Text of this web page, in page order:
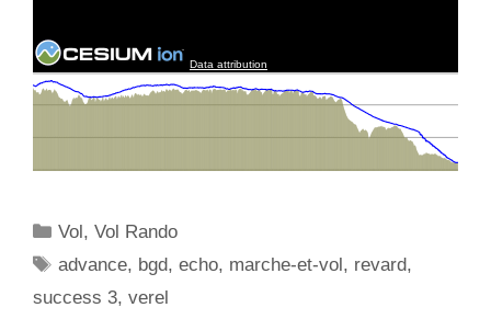
C
a
Vol,Vol Rando
É
t
advance, bgd,echo, marche-et-vol, revard,
success 3, verel